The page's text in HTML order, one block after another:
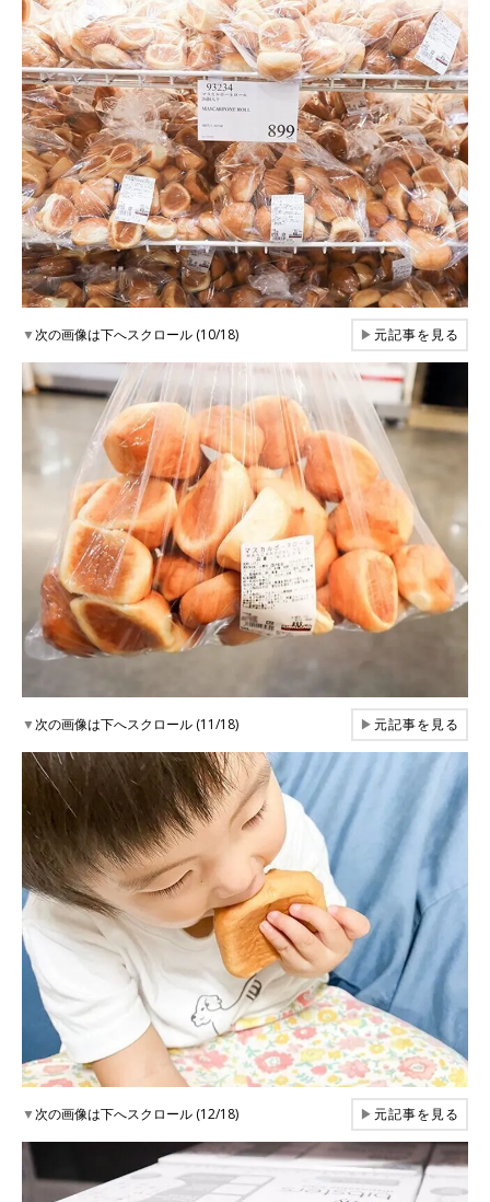
▼次の画像は下へスクロール (10/18) ▶元記事を見る
▼次の画像は下へスクロール (11/18) ▶元記事を見る
▼次の画像は下へスクロール (12/18) ▶元記事を見る